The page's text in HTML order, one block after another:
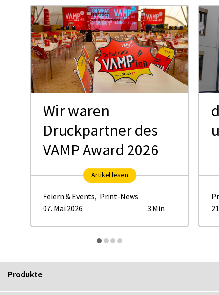
Wir waren
Druckpartner des
VAMP Award 2026
Artikel lesen
Feiern & Events, Print-News
07. Mai 2026
3 Min
Produkte